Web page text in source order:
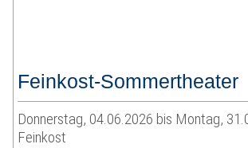
Feinkost-Sommertheater
Donnerstag, 04.06.2026 bis Montag,
Feinkost